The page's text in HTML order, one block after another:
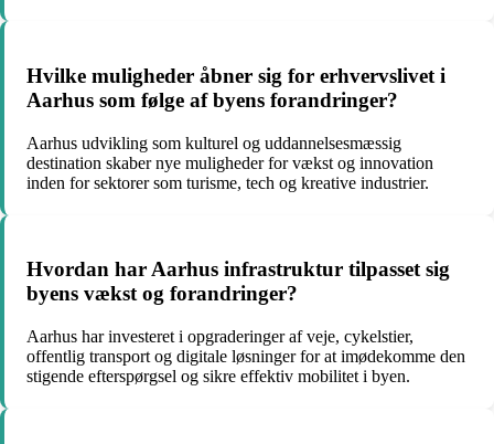
Hvilke muligheder åbner sig for erhvervslivet i
Aarhus som følge af byens forandringer?
Aarhus udvikling som kulturel og uddannelsesmæssig
destination skaber nye muligheder for vækst og innovation
inden for sektorer som turisme, tech og kreative industrier.
Hvordan har Aarhus infrastruktur tilpasset sig
byens vækst og forandringer?
Aarhus har investeret i opgraderinger af veje, cykelstier,
offentlig transport og digitale løsninger for at imødekomme den
stigende efterspørgsel og sikre effektiv mobilitet i byen.